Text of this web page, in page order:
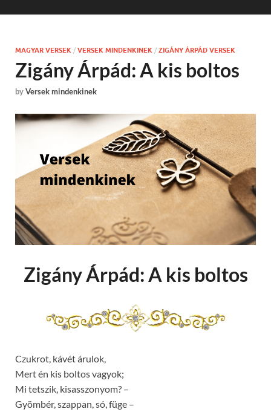
MAGYAR VERSEK / VERSEK MINDENKINEK / ZIGÁNY ÁRPÁD VERSEK
Zigány Árpád: A kis boltos
byVersek mindenkinek
Zigány Árpád: A kis boltos
Czukrot, kávét árulok,
Mert én kis boltos vagyok;
Mi tetszik, kisasszonyom? –
Gyömbér, szappan, só, füge –